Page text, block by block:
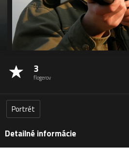
3
flogerov
Portrét
Detailné informácie